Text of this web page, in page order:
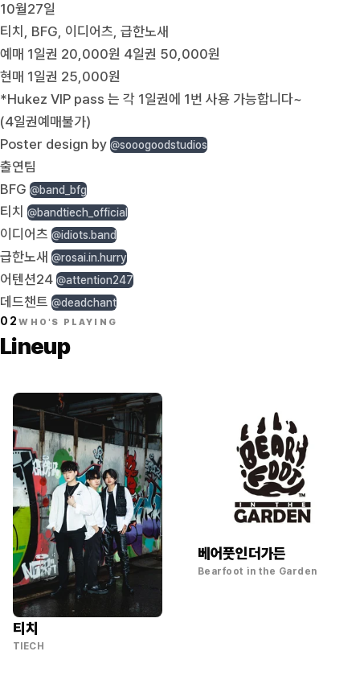
10월27일
티치, BFG, 이디어츠, 급한노새
예매 1일권 20,000원 4일권 50,000원
현매 1일권 25,000원
*Hukez VIP pass 는 각 1일권에 1번 사용 가능합니다~
(4일권예매불가)
Poster design by @sooogoodstudios
출연팀
BFG @band_bfg
티치 @bandtiech_official
이디어츠 @idiots.band
급한노새 @rosai.in.hurry
어텐션24 @attention247
데드챈트 @deadchant
02WHO'S PLAYING
Lineup
티치
TIECH
베어풋인더가든
Bearfoot in the Garden